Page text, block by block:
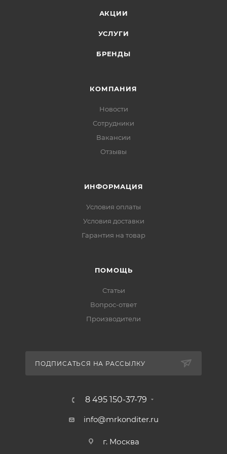
АКЦИИ
УСЛУГИ
БРЕНДЫ
КОМПАНИЯ
Новости
Сотрудники
Вакансии
Отзывы
ИНФОРМАЦИЯ
Условия оплаты
Условия доставки
Гарантия на товар
ПОМОЩЬ
Статьи
Вопрос-ответ
Производители
ПОДПИСАТЬСЯ НА РАССЫЛКУ
8 495 150-37-79
info@mrkonditer.ru
г. Москва